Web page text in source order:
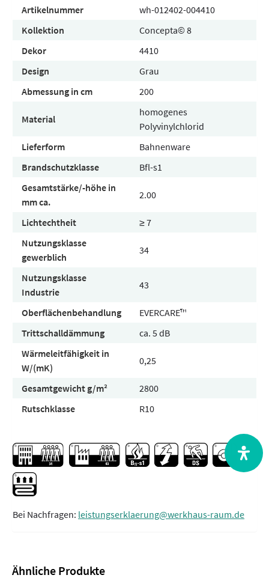
Artikelnummer
wh-012402-004410
Kollektion
Concepta© 8
Dekor
4410
Design
Grau
Abmessung in cm
200
Material
homogenes
Polyvinylchlorid
Lieferform
Bahnenware
Brandschutzklasse
Bfl-s1
Gesamtstärke/-höhe in
mm ca.
2.00
Lichtechtheit
≥ 7
Nutzungsklasse
gewerblich
34
Nutzungsklasse
Industrie
43
Oberflächenbehandlung
EVERCARE™
Trittschalldämmung
ca. 5 dB
Wärmeleitfähigkeit in
W/(mK)
0,25
Gesamtgewicht g/m²
2800
Rutschklasse
R10
Bei Nachfragen: leistungserklaerung@werkhaus-raum.de
Ähnliche Produkte